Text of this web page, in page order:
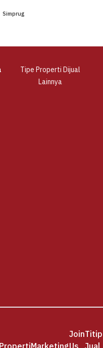
Simprug
Tipe Properti Dijual
Lainnya
PropertiMarketing
Join
Us
Titip
Jual